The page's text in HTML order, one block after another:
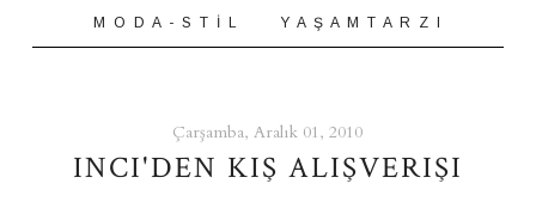
M O D A - S T İ L Y A Ş A M T A R Z I
Çarşamba, Aralık 01, 2010
INCI'DEN KIŞ ALIŞVERIŞI